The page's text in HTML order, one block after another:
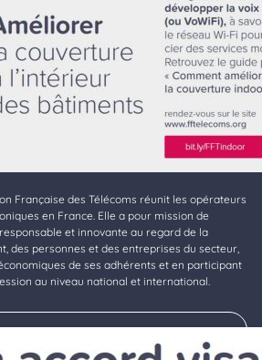
Française des Télécoms réunit les opérateurs
en France. Elle a pour mission de
et innovante au regard de la
des personnes et des entreprises du secteur,
de ses adhérents et en participant
au niveau national et international.